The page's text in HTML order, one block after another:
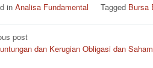
in Analisa Fundamental Tagged Bursa
post
dan Kerugian Obligasi dan Saham